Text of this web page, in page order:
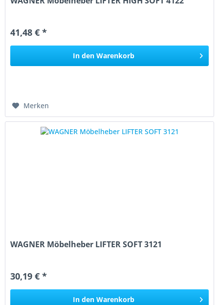
41,48 € *
In den Warenkorb
Merken
WAGNER Möbelheber LIFTER SOFT 3121
30,19 € *
In den Warenkorb